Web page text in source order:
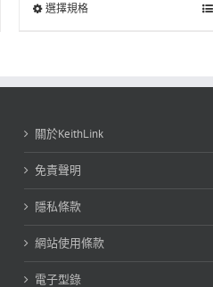
選擇規格
關於KeithLink
免責聲明
隱私條款
網站使用條款
電子型錄